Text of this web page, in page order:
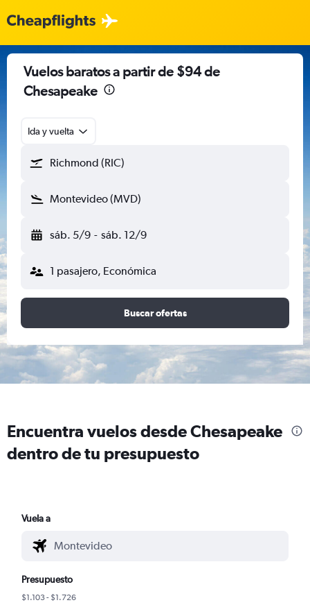
Vuelos baratos a partir de $94 de
Chesapeake
Ida y vuelta
Richmond (RIC)
Montevideo (MVD)
sáb. 5/9 - sáb. 12/9
1 pasajero, Económica
Buscar ofertas
Encuentra vuelos desde Chesapeake
dentro de tu presupuesto
Vuela a
Presupuesto
$1.103 - $1.726